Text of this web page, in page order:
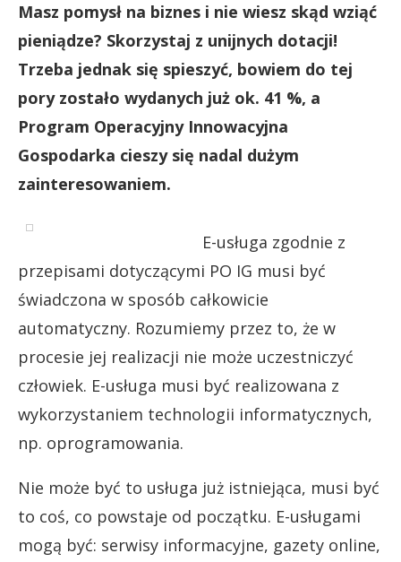
Masz pomysł na biznes i nie wiesz skąd wziąć
pieniądze? Skorzystaj z unijnych dotacji!
Trzeba jednak się spieszyć, bowiem do tej
pory zostało wydanych już ok. 41 %, a
Program Operacyjny Innowacyjna
Gospodarka cieszy się nadal dużym
zainteresowaniem.
E-usługa zgodnie z
przepisami dotyczącymi PO IG musi być
świadczona w sposób całkowicie
automatyczny. Rozumiemy przez to, że w
procesie jej realizacji nie może uczestniczyć
człowiek. E-usługa musi być realizowana z
wykorzystaniem technologii informatycznych,
np. oprogramowania.
Nie może być to usługa już istniejąca, musi być
to coś, co powstaje od początku. E-usługami
mogą być: serwisy informacyjne, gazety online,